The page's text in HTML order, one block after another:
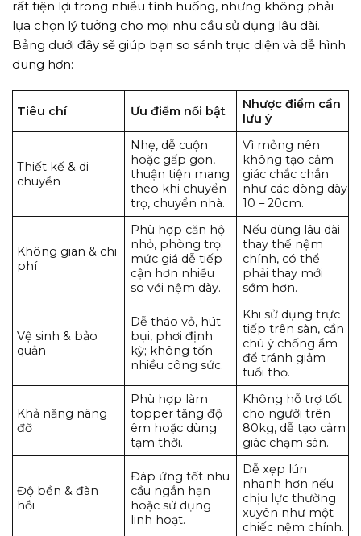
rất tiện lợi trong nhiều tình huống, nhưng không phải
lựa chọn lý tưởng cho mọi nhu cầu sử dụng lâu dài.
Bảng dưới đây sẽ giúp bạn so sánh trực diện và dễ hình
dung hơn:
Tiêu chí Ưu điểm nổi bật
Nhược điểm cần
lưu ý
Thiết kế & di
chuyển
Nhẹ, dễ cuộn
hoặc gấp gọn,
thuận tiện mang
theo khi chuyển
trọ, chuyển nhà.
Vì mỏng nên
không tạo cảm
giác chắc chắn
như các dòng dày
10 – 20cm.
Không gian & chi
phí
Phù hợp căn hộ
nhỏ, phòng trọ;
mức giá dễ tiếp
cận hơn nhiều
so với nệm dày.
Nếu dùng lâu dài
thay thế nệm
chính, có thể
phải thay mới
sớm hơn.
Vệ sinh & bảo
quản
Dễ tháo vỏ, hút
bụi, phơi định
kỳ; không tốn
nhiều công sức.
Khi sử dụng trực
tiếp trên sàn, cần
chú ý chống ẩm
để tránh giảm
tuổi thọ.
Khả năng nâng
đỡ
Phù hợp làm
topper tăng độ
êm hoặc dùng
tạm thời.
Không hỗ trợ tốt
cho người trên
80kg, dễ tạo cảm
giác chạm sàn.
Độ bền & đàn
hồi
Đáp ứng tốt nhu
cầu ngắn hạn
hoặc sử dụng
linh hoạt.
Dễ xẹp lún
nhanh hơn nếu
chịu lực thường
xuyên như một
chiếc nệm chính.